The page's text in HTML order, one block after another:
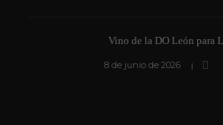
Vino de la DO León para
8 de junio de 2026